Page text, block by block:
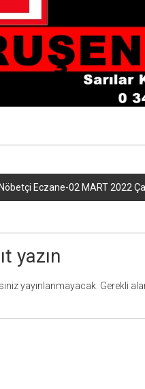
Eczane-02 MART 2022
yazın
yayınlanmayacak. Gerekli